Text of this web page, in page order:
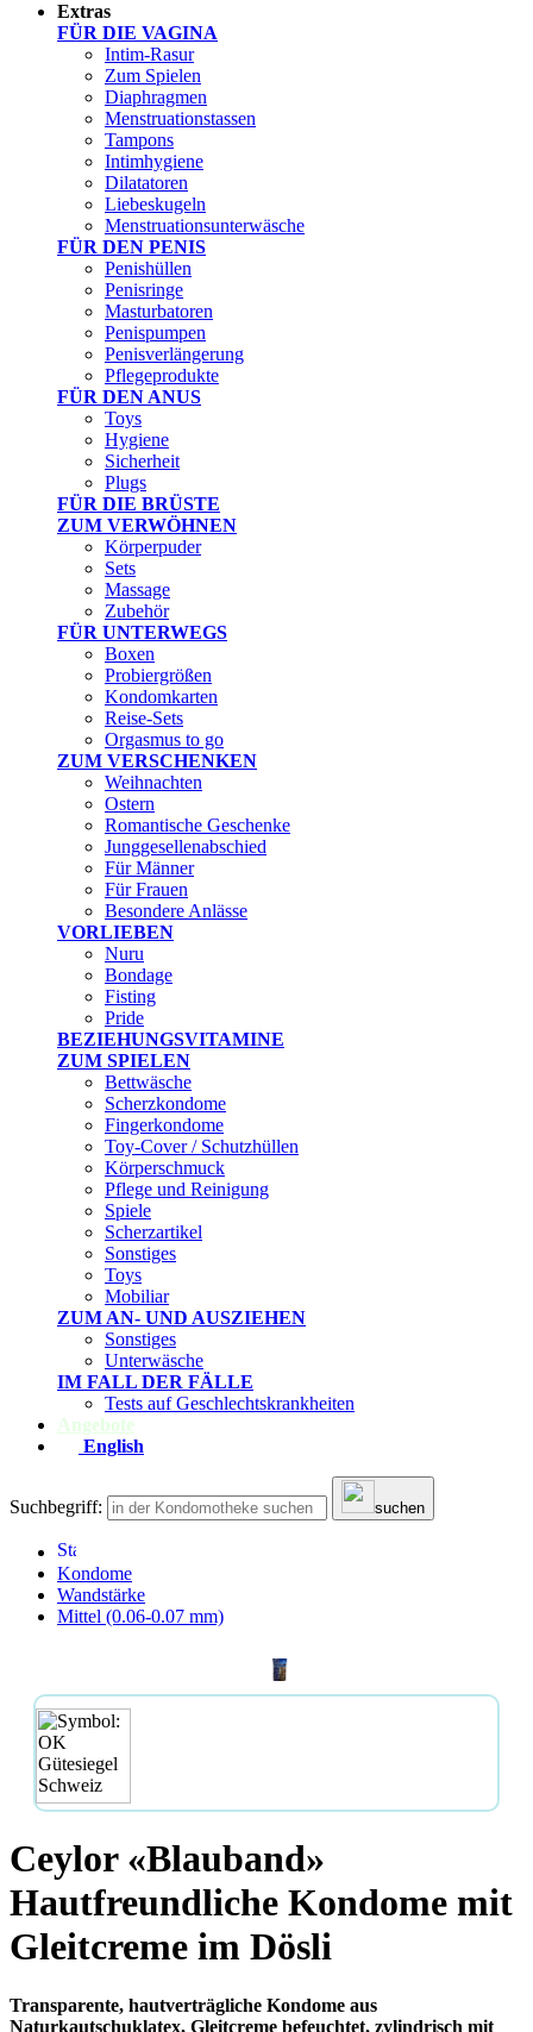
Extras
FÜR DIE VAGINA
Intim-Rasur
Zum Spielen
Diaphragmen
Menstruationstassen
Tampons
Intimhygiene
Dilatatoren
Liebeskugeln
Menstruationsunterwäsche
FÜR DEN PENIS
Penishüllen
Penisringe
Masturbatoren
Penispumpen
Penisverlängerung
Pflegeprodukte
FÜR DEN ANUS
Toys
Hygiene
Sicherheit
Plugs
FÜR DIE BRÜSTE
ZUM VERWÖHNEN
Körperpuder
Sets
Massage
Zubehör
FÜR UNTERWEGS
Boxen
Probiergrößen
Kondomkarten
Reise-Sets
Orgasmus to go
ZUM VERSCHENKEN
Weihnachten
Ostern
Romantische Geschenke
Junggesellenabschied
Für Männer
Für Frauen
Besondere Anlässe
VORLIEBEN
Nuru
Bondage
Fisting
Pride
BEZIEHUNGSVITAMINE
ZUM SPIELEN
Bettwäsche
Scherzkondome
Fingerkondome
Toy-Cover / Schutzhüllen
Körperschmuck
Pflege und Reinigung
Spiele
Scherzartikel
Sonstiges
Toys
Mobiliar
ZUM AN- UND AUSZIEHEN
Sonstiges
Unterwäsche
IM FALL DER FÄLLE
Tests auf Geschlechtskrankheiten
Angebote
English
Suchbegriff: suchen
Kondome
Wandstärke
Mittel (0.06-0.07 mm)
Ceylor «Blauband»
Hautfreundliche Kondome mit
Gleitcreme im Dösli
Transparente, hautverträgliche Kondome aus
Naturkautschuklatex, Gleitcreme befeuchtet, zylindrisch mit